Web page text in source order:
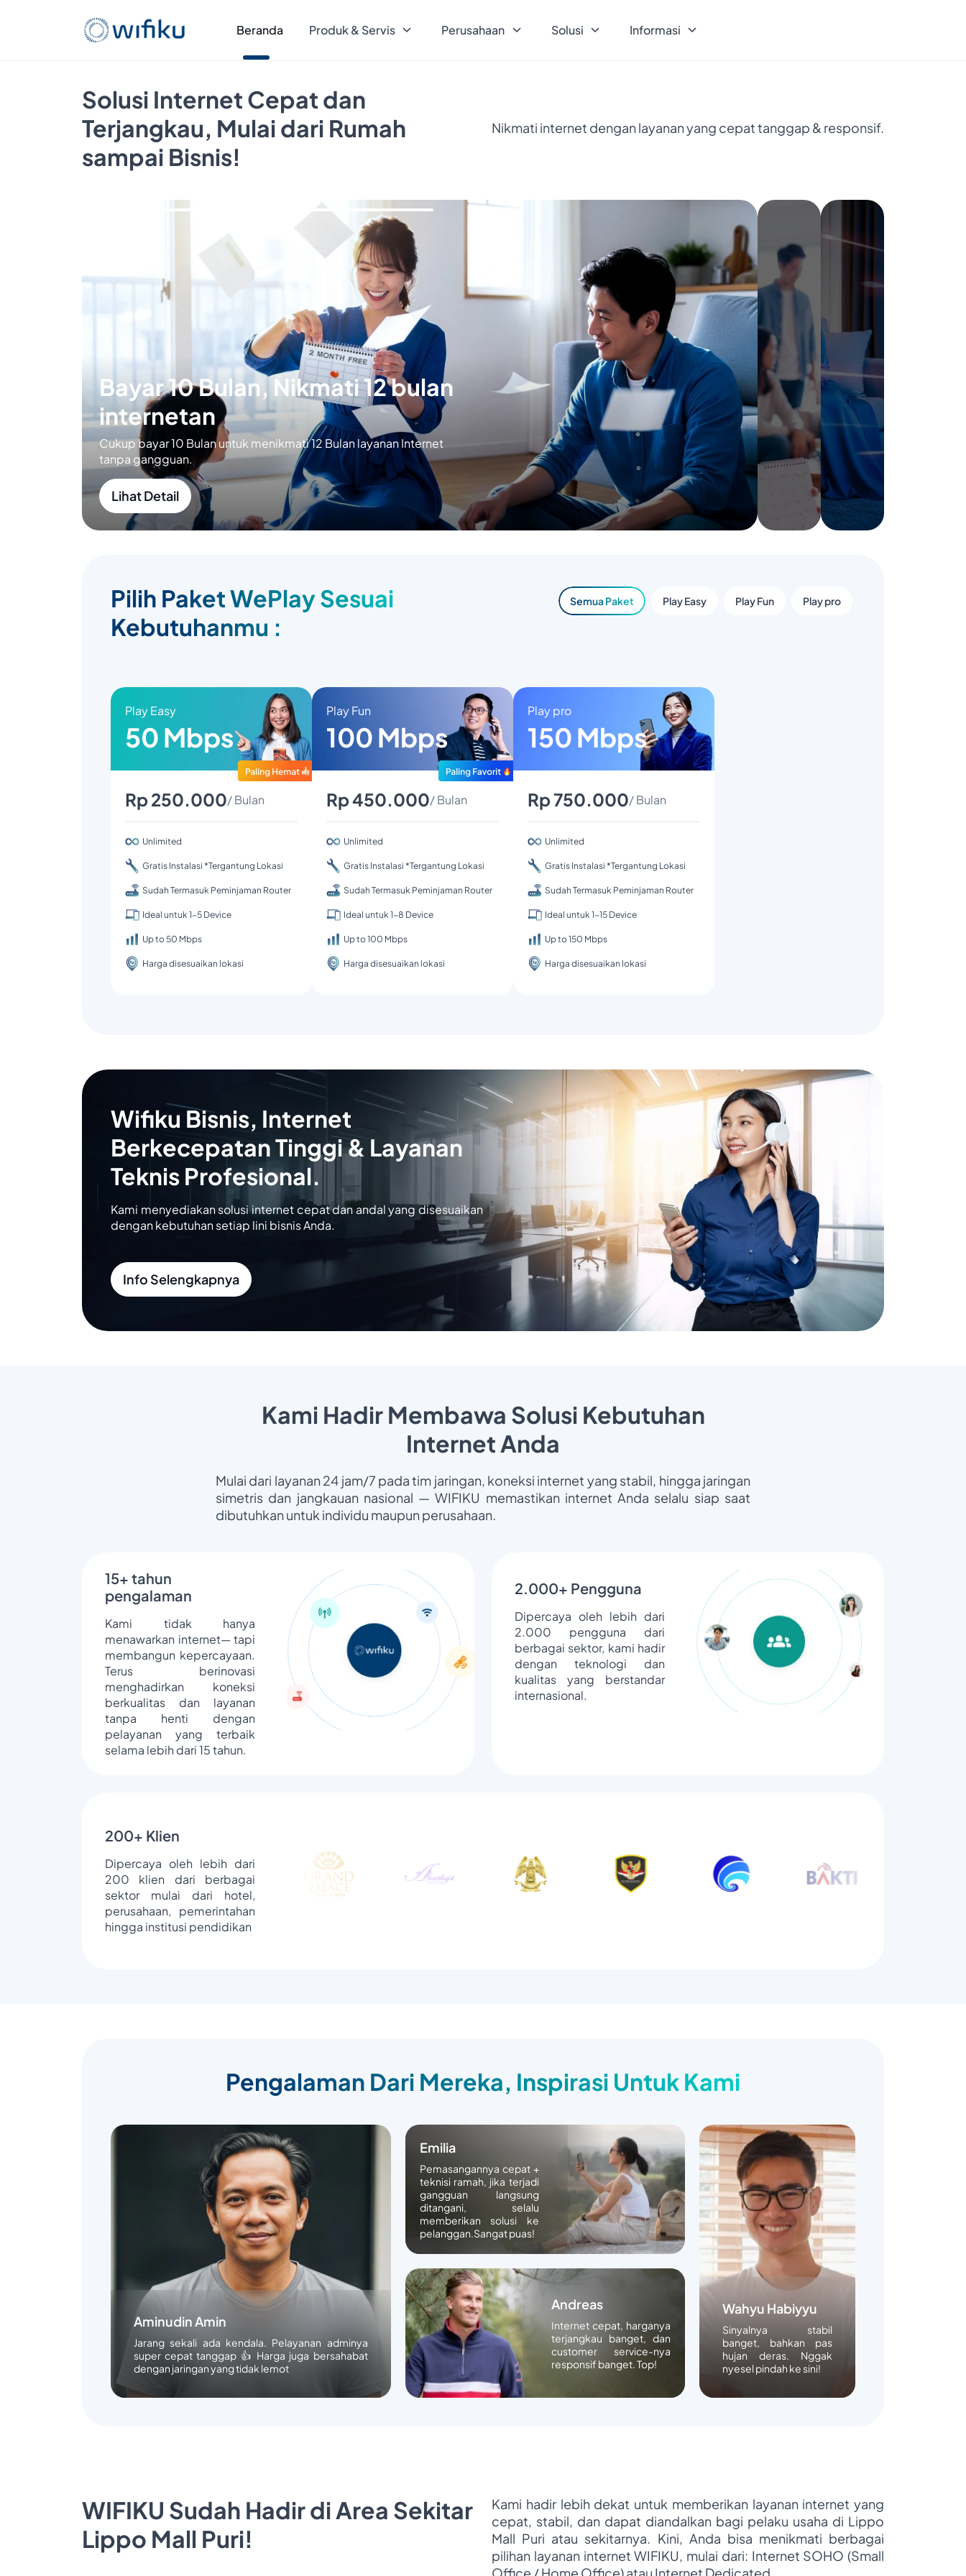
Beranda Produk & Servis Perusahaan Solusi Informasi
Solusi Internet Cepat dan
Terjangkau, Mulai dari Rumah
sampai Bisnis!
Nikmati internet dengan layanan yang cepat tanggap & responsif.
Bayar 10 Bulan, Nikmati 12 bulan
internetan
Cukup bayar 10 Bulan untuk menikmati 12 Bulan layanan Internet
tanpa gangguan.
Lihat Detail
Pilih Paket WePlay Sesuai
Kebutuhanmu :
Semua Paket Play Easy Play Fun Play pro
Play Easy
50 Mbps
Rp 250.000/ Bulan
Unlimited
Gratis Instalasi *Tergantung Lokasi
Sudah Termasuk Peminjaman Router
Ideal untuk 1-5 Device
Up to 50 Mbps
Harga disesuaikan lokasi
Play Fun
100 Mbps
Rp 450.000/ Bulan
Unlimited
Gratis Instalasi *Tergantung Lokasi
Sudah Termasuk Peminjaman Router
Ideal untuk 1-8 Device
Up to 100 Mbps
Harga disesuaikan lokasi
Play pro
150 Mbps
Rp 750.000/ Bulan
Unlimited
Gratis Instalasi *Tergantung Lokasi
Sudah Termasuk Peminjaman Router
Ideal untuk 1-15 Device
Up to 150 Mbps
Harga disesuaikan lokasi
Wifiku Bisnis, Internet
Berkecepatan Tinggi & Layanan
Teknis Profesional.
Kami menyediakan solusi internet cepat dan andal yang disesuaikan
dengan kebutuhan setiap lini bisnis Anda.
Info Selengkapnya
Kami Hadir Membawa Solusi Kebutuhan
Internet Anda
Mulai dari layanan 24 jam/7 pada tim jaringan, koneksi internet yang stabil, hingga jaringan
simetris dan jangkauan nasional — WIFIKU memastikan internet Anda selalu siap saat
dibutuhkan untuk individu maupun perusahaan.
15+ tahun
pengalaman
Kami tidak hanya
menawarkan internet— tapi
membangun kepercayaan.
Terus berinovasi
menghadirkan koneksi
berkualitas dan layanan
tanpa henti dengan
pelayanan yang terbaik
selama lebih dari 15 tahun.
2.000+ Pengguna
Dipercaya oleh lebih dari
2.000 pengguna dari
berbagai sektor, kami hadir
dengan teknologi dan
kualitas yang berstandar
internasional.
200+ Klien
Dipercaya oleh lebih dari
200 klien dari berbagai
sektor mulai dari hotel,
perusahaan, pemerintahan
hingga institusi pendidikan
Pengalaman Dari Mereka, Inspirasi Untuk Kami
Aminudin Amin
Jarang sekali ada kendala. Pelayanan adminya
super cepat tanggap 👍 Harga juga bersahabat
dengan jaringan yang tidak lemot
Emilia
Pemasangannya cepat +
teknisi ramah, jika terjadi
gangguan langsung
ditangani, selalu
memberikan solusi ke
pelanggan.Sangat puas!
Wahyu Habiyyu
Sinyalnya stabil
banget, bahkan pas
hujan deras. Nggak
nyesel pindah ke sini!
Andreas
Internet cepat, harganya
terjangkau banget, dan
customer service-nya
responsif banget. Top!
WIFIKU Sudah Hadir di Area Sekitar
Lippo Mall Puri!
Kami hadir lebih dekat untuk memberikan layanan internet yang
cepat, stabil, dan dapat diandalkan bagi pelaku usaha di Lippo
Mall Puri atau sekitarnya. Kini, Anda bisa menikmati berbagai
pilihan layanan internet WIFIKU, mulai dari: Internet SOHO (Small